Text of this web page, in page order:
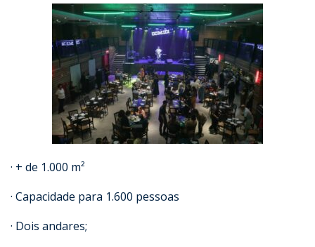
· + de 1.000 m²
· Capacidade para 1.600 pessoas
· Dois andares;